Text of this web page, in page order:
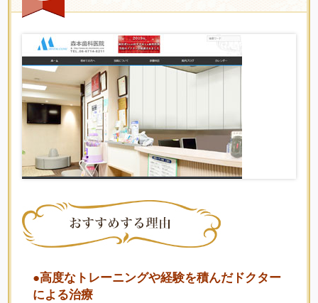
●高度なトレーニングや経験を積んだドクター
による治療